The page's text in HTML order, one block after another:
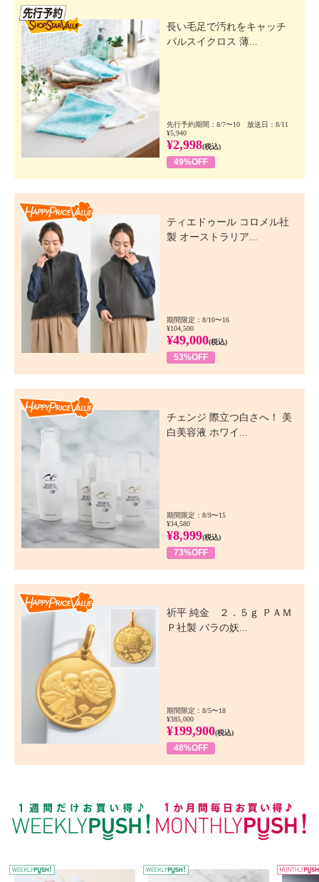
長い毛足で汚れをキャッチ
パルスイクロス 薄...
先行予約期間：8/7〜10 放送日：8/11
¥5,940
¥2,998(税込)
49%OFF
ティエドゥール コロメル社
製 オーストラリア...
期間限定：8/10〜16
¥104,500
¥49,000(税込)
53%OFF
チェンジ 際立つ白さへ！ 美
白美容液 ホワイ...
期間限定：8/9〜15
¥34,580
¥8,999(税込)
73%OFF
祈平 純金 ２．５ｇ ＰＡＭ
Ｐ社製 バラの妖...
期間限定：8/5〜18
¥385,000
¥199,900(税込)
48%OFF
WEEKLY PUSH